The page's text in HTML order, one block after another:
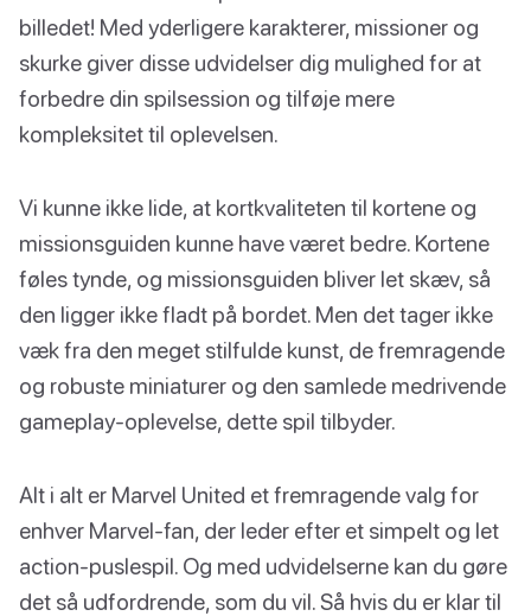
billedet! Med yderligere karakterer, missioner og
skurke giver disse udvidelser dig mulighed for at
forbedre din spilsession og tilføje mere
kompleksitet til oplevelsen.
Vi kunne ikke lide, at kortkvaliteten til kortene og
missionsguiden kunne have været bedre. Kortene
føles tynde, og missionsguiden bliver let skæv, så
den ligger ikke fladt på bordet. Men det tager ikke
væk fra den meget stilfulde kunst, de fremragende
og robuste miniaturer og den samlede medrivende
gameplay-oplevelse, dette spil tilbyder.
Alt i alt er Marvel United et fremragende valg for
enhver Marvel-fan, der leder efter et simpelt og let
action-puslespil. Og med udvidelserne kan du gøre
det så udfordrende, som du vil. Så hvis du er klar til